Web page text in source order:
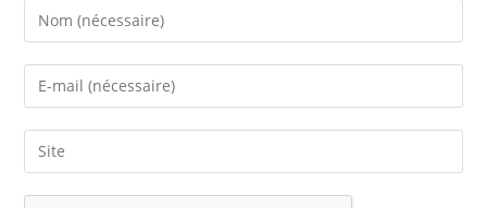
Enter
your
name
comment
Enter
your
email
address
Saisir
l’URL
de